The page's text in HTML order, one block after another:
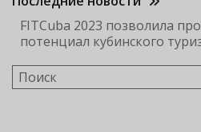
FITCuba 2023 позволила
потенциал кубинского
Поиск